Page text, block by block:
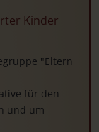
Kinder
"Eltern
für den
und um